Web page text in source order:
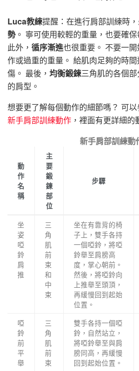
Luca教練提醒：在進行肩部訓練時
勢。 寧可使用較輕的重量，也要確
此外， 循序漸進也很重要。 不要一
作或過重的重量。 給肌肉足夠的時
傷。 最後， 均衡鍛鍊三角肌的各個
的肩型。
想要更了解每個動作的細節嗎？ 可
新手肩部訓練動作 ，裡面有更詳細的
新手肩部訓練動
動
作
名
稱
主
要
鍛
鍊
部
位
步驟
坐
姿
啞
鈴
肩
推
三
角
肌
前
束
和
中
束
坐在有靠背的椅
子上，雙手各持
一個啞鈴，將啞
鈴舉至肩膀高
度，掌心朝前。
然後，將啞鈴向
上推舉至頭頂，
再緩慢回到起始
位置。
啞
鈴
前
平
舉
三
角
肌
前
束
雙手各持一個啞
鈴，自然站立，
將啞鈴舉至與肩
膀同高，再緩慢
回到起始位置。